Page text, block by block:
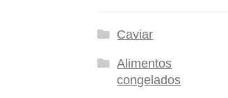
Caviar
Alimentos
congelados